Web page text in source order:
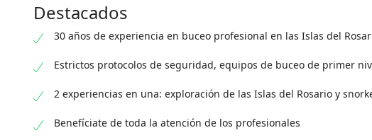
Destacados
30 años de experiencia en buceo profesional en las Islas del
Estrictos protocolos de seguridad, equipos de buceo de primer
2 experiencias en una: exploración de las Islas del Rosario y
Benefíciate de toda la atención de los profesionales